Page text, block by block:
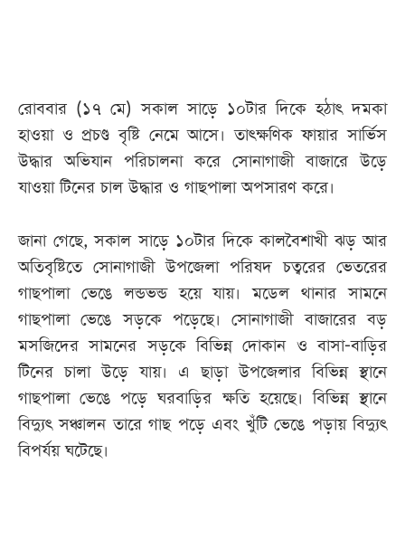
রোববার (১৭ মে) সকাল সাড়ে ১০টার দিকে হঠাৎ দমকা
হাওয়া ও প্রচণ্ড বৃষ্টি নেমে আসে। তাৎক্ষণিক ফায়ার সার্ভিস
উদ্ধার অভিযান পরিচালনা করে সোনাগাজী বাজারে উড়ে
যাওয়া টিনের চাল উদ্ধার ও গাছপালা অপসারণ করে।
জানা গেছে, সকাল সাড়ে ১০টার দিকে কালবৈশাখী ঝড় আর
অতিবৃষ্টিতে সোনাগাজী উপজেলা পরিষদ চত্বরের ভেতরের
গাছপালা ভেঙে লন্ডভন্ড হয়ে যায়। মডেল থানার সামনে
গাছপালা ভেঙে সড়কে পড়েছে। সোনাগাজী বাজারের বড়
মসজিদের সামনের সড়কে বিভিন্ন দোকান ও বাসা-বাড়ির
টিনের চালা উড়ে যায়। এ ছাড়া উপজেলার বিভিন্ন স্থানে
গাছপালা ভেঙে পড়ে ঘরবাড়ির ক্ষতি হয়েছে। বিভিন্ন স্থানে
বিদ্যুৎ সঞ্চালন তারে গাছ পড়ে এবং খুঁটি ভেঙে পড়ায় বিদ্যুৎ
বিপর্যয় ঘটেছে।